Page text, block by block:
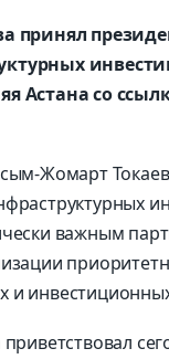
принял
Астана со
Жомарт
важным
и
приветствовал